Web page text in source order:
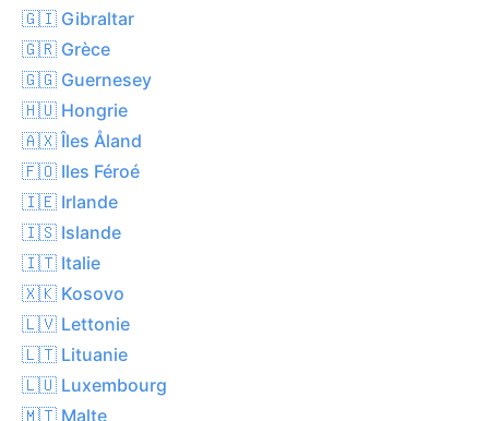
🇬🇮 Gibraltar
🇬🇷 Grèce
🇬🇬 Guernesey
🇭🇺 Hongrie
🇦🇽 Îles Åland
🇫🇴 Iles Féroé
🇮🇪 Irlande
🇮🇸 Islande
🇮🇹 Italie
🇽🇰 Kosovo
🇱🇻 Lettonie
🇱🇹 Lituanie
🇱🇺 Luxembourg
🇲🇹 Malte